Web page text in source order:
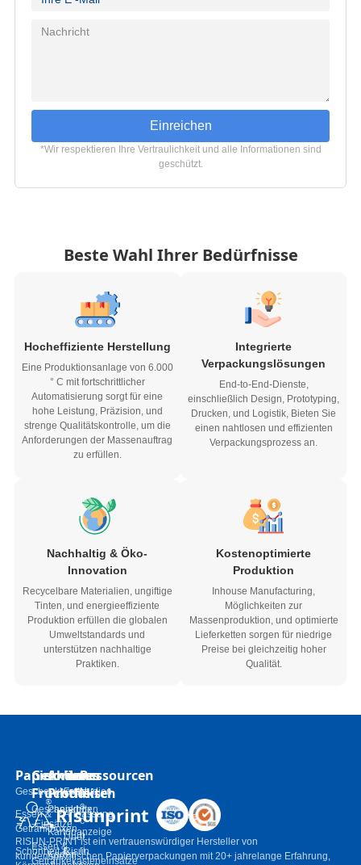
Einreichen
*Wir respektieren Ihre Vertraulichkeit und alle Informationen sind
geschützt.
Beste Wahl Ihrer Bedürfnisse
Hocheffiziente Herstellung
Eine Produktionsanlage von 6.000
° C mit fortschrittlicher
Automatisierung sorgt für eine
hohe Leistung, Präzision, und
strenge Qualitätskontrolle, um die
Anforderungen der Massenauftrag
zu erfüllen.
Integrierte
Verpackungslösungen
End-to-End-Dienste,
einschließlich Design, Prototyping,
Drucken, und Logistik, Bieten Sie
einen nahtlosen und effizienten
Verpackungsprozess an.
Nachhaltig & Öko-
Innovation
Recycelbare Materialien, ungiftige
Tinten, und energieeffiziente
Produktion erfüllen die globalen
Umweltstandards und
unterstützen nachhaltige
Praktiken.
Kostenoptimierte
Produktion
Inhouse Manufacturing,
Möglichkeiten zur
Massenproduktion, und optimierte
Lieferketten sorgen für niedrige
Preise bei gleichzeitig hoher
Qualität.
Papierkästen
Geschenkboxen
Essen &
Getränkboxen
Schönheit &
Geformtes
Fruchtfleisch
Geschenkbox
-Einsätze
Essen &
Getränkekasteneinsätze
Andere
Produkte
Papiertüten
Kartonanzeige
Karten
Um
Fallstudien
Anpassung
Über
Risun
Ressourcen
N
a
c
h
ri
Risunprint
RISUN-PRINT ist ein vertrauenswürdiger Hersteller von
kundenspezifischen Papierverpackungen mit 20+ jahrelange Erfahrung,